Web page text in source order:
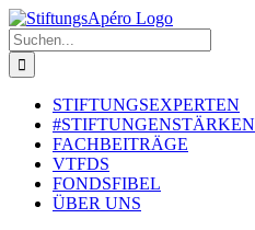
Zum
Inhalt
springen
Suche
nach:
STIFTUNGSEXPERTEN
#STIFTUNGENSTÄRKEN
FACHBEITRÄGE
VTFDS
FONDSFIBEL
ÜBER UNS